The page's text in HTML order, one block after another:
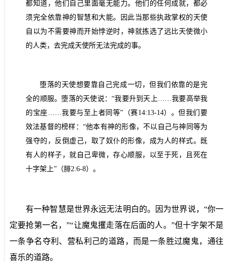
都知道，他们自己里面毫无能力。他们的任何成就，都必
须完全依靠神的智慧和大能。因此当那些执政掌权的天使
自以为不需要神而开始悖逆时，神就拣选了远比天使微小
的人类，去完成天使所无法完成的事。
堕落的天使想要靠自己完成一切，但我们依靠的是完
全的顺服。堕落的天使说：“我要升到天上……我要高举我
的宝座……我要与至上者同等”（赛14:13-14）。但我们要
效法基督的榜样：“他本有神的形像，不以自己与神同等为
强夺的，反倒虚己，取了奴仆的形像，成为人的样式。既
有人的样子，就自己卑微，存心顺服，以至于死，且死在
十字架上”（腓2:6-8）。
有一种智慧是世界永远无法明白的。因为世界说，“你一
定要抢第一名，”“让魔鬼攫走落在后面的人。”但十字架不是
一条争名夺利、营私利己的道路，而是一条胜过魔鬼，通往
喜乐的道路。